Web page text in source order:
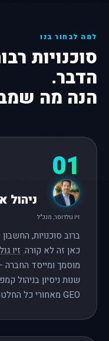
למה לבחור בנו
סוכנויות
הדבר.
הנה מה
01
זיו גולדוסר, מנכ"ל
ניהול
ברוב סוכנויות,
כאן זה לא קורה. זיו
GEO מאחורי כל החלטה.